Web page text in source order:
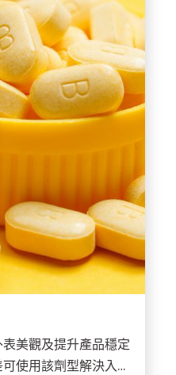
美觀及提升產品穩定
使用該劑型解決入口